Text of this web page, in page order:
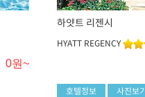
0원~
하얏트 리젠시
HYATT REGENCY
호텔정보 사진보기